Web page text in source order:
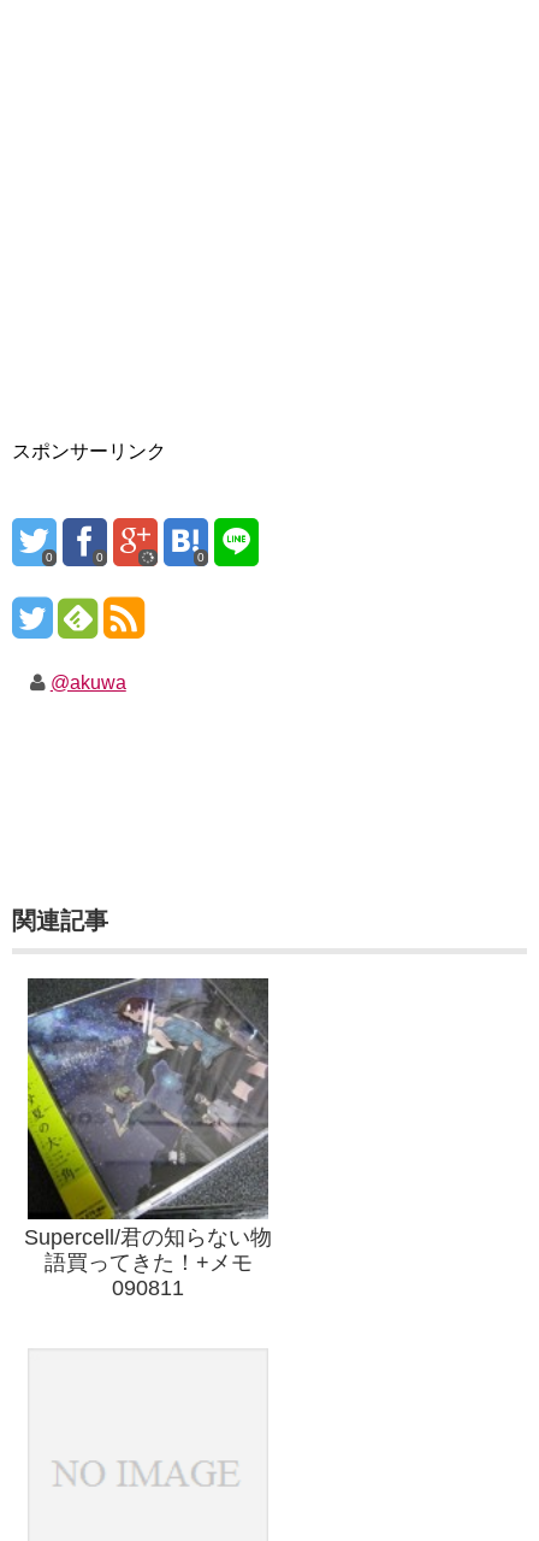
スポンサーリンク
0 0 0
@akuwa
関連記事
Supercell/君の知らない物
語買ってきた！+メモ
090811